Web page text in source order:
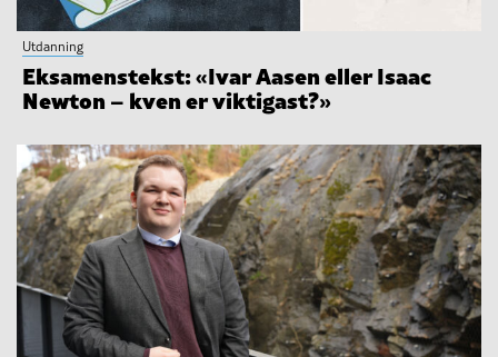
Utdanning
Eksamenstekst: «Ivar Aasen eller Isaac
Newton – kven er viktigast?»